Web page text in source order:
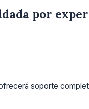
por
soporte